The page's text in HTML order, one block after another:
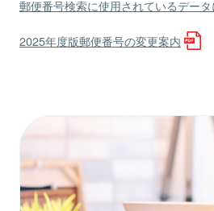
郵便番号検索に使用されているデータ
2025年度版郵便番号の変更案内